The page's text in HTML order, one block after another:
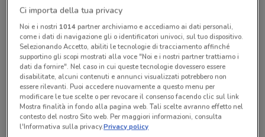
Lunedì n.d.
Martedì n.d.
Mercoledì n.d.
Giovedì n.d.
Venerdì n.d.
Sabato n.d.
Domenica n.d.
069544348
VALLE MARTELLA
Tutte le promozioni di questo negozio
Ci importa della tua privacy
Noi e i nostri 1014partner archiviamo e accediamo ai dati personali,
come i dati di navigazione gli o identificatori univoci, sul tuo dispositivo.
Selezionando Accetto, abiliti le tecnologie di tracciamento affinché
supportino gli scopi mostrati alla voce "Noi e i nostri partner trattiamo i
dati da fornire". Nel caso in cui queste tecnologie dovessero essere
disabilitate, alcuni contenuti e annunci visualizzati potrebbero non
essere rilevanti. Puoi accedere nuovamente a questo menu per
modificare le tue scelte o per revocare il consenso facendo clic sul link
Mostra finalità in fondo alla pagina web. Tali scelte avranno effetto nel
contesto del nostro Sito web. Per maggiori informazioni, consulta
l'Informativa sulla privacy.Privacy policy